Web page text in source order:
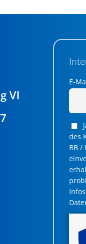
VI
E-
des
BB /